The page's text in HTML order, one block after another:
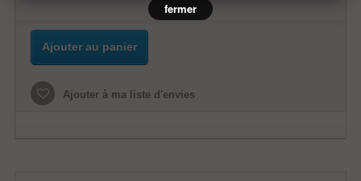
Ajouter au panier
Ajouter à ma liste d'envies
fermer